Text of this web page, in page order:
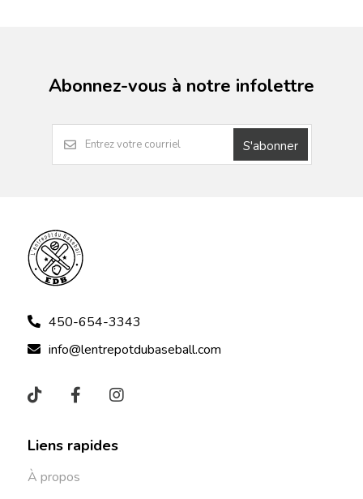
Abonnez-vous à notre infolettre
S'abonner
450-654-3343
info@lentrepotdubaseball.com
Liens rapides
À propos